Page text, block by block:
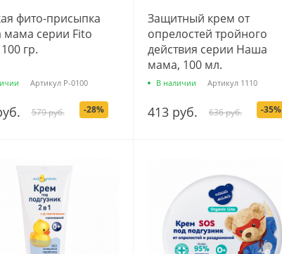
фито-присыпка
серии Fito
гр.
Артикул Р-0100
579 руб. -28%
Защитный крем от
опрелостей тройного
действия серии Наша
мама, 100 мл.
В наличии Артикул 1110
413 руб. 636 руб. -35%